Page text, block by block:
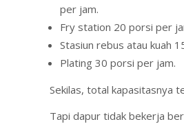
per jam.
Fry station 20 porsi per
Stasiun rebus atau kuah
Plating 30 porsi per jam.
Sekilas, total kapasitasnya
Tapi dapur tidak bekerja